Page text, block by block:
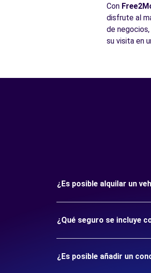
Con
disfrute al
de
su visita en
¿Es posible alquilar un
¿Qué seguro se incluye
¿Es posible añadir un